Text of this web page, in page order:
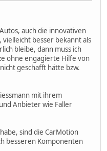
auch die innovativen
besser bekannt als
bleibe, dann muss ich
ohne engagierte Hilfe von
geschafft hätte bzw.
mit ihrem
Anbieter wie Faller
sind die CarMotion
besseren Komponenten